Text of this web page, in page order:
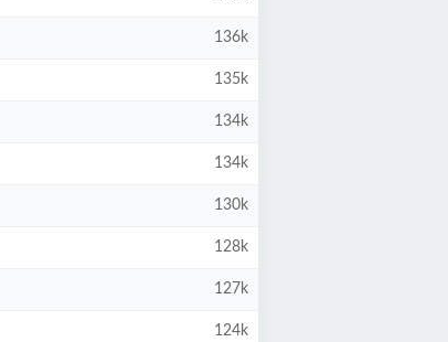
136k
135k
134k
134k
130k
128k
127k
124k